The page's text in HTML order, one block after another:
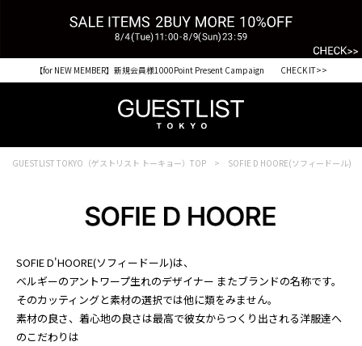
【for NEW MEMBER】新規会員様1000Point Present Campaign CHECK IT>>
GUESTLIST TOKYO（ゲストリスト トーキョー）TOP SOFIE D HOORE(ソフィードール)
SOFIE D'HOORE(ソフィードール)は、
ベルギーのアントワープ生れのデザイナー またブランドの名称です。
そのカッティングと素材の選択では他に類をみません。
素材の良さ、着心地の良さは最高で彼女からつくり出される洋服達へ
のこだわりは